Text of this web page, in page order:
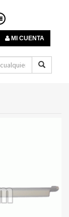
MI CUENTA